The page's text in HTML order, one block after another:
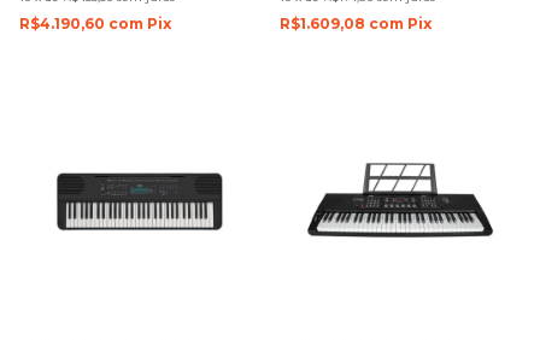
R$4.190,60 com Pix R$1.609,08 com Pix